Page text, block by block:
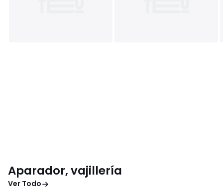
Aparador, vajillería
Ver Todo